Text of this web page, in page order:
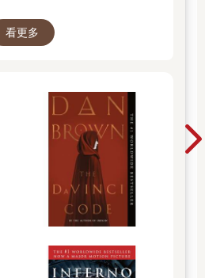
看更多